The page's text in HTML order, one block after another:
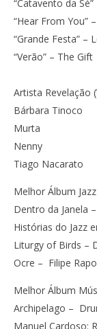
“Catavento da
“Hear From You”
“Grande Festa” –
“Verão” – The Gift
Artista Revelação
Bárbara Tinoco
Murta
Nenny
Tiago Nacarato
Melhor Álbum
Dentro da Janela
Histórias do Jazz
Liturgy of Birds –
Ocre – Filipe
Melhor Álbum
Archipelago –
Manuel Cardoso: